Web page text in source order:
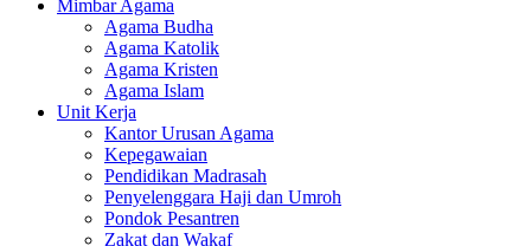
Mimbar Agama
Agama Budha
Agama Katolik
Agama Kristen
Agama Islam
Unit Kerja
Kantor Urusan Agama
Kepegawaian
Pendidikan Madrasah
Penyelenggara Haji dan Umroh
Pondok Pesantren
Zakat dan Wakaf